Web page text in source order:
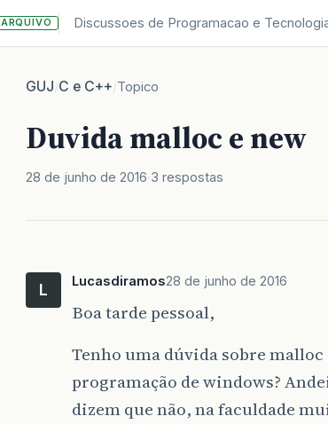
ARQUIVO Discussoes de Programacao e
GUJ/C e C++/Topico
Duvida malloc e new
28 de junho de 2016 3 respostas
L Lucasdiramos28 de junho de 2016
Boa tarde pessoal,
Tenho uma dúvida sobre malloc
programação de windows?
dizem que não, na faculdade